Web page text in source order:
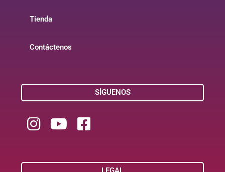
Tienda
Contáctenos
SÍGUENOS